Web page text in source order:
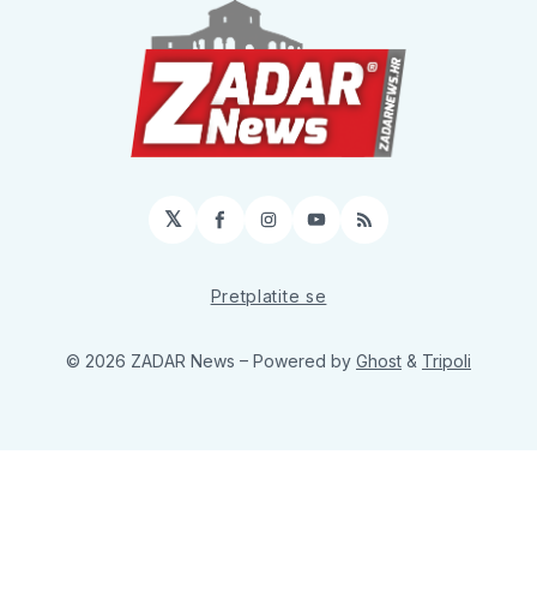
𝕏 Facebook
Instagram
YouTube
RSS
Pretplatite se
© 2026 ZADAR News – Powered by Ghost & Tripoli